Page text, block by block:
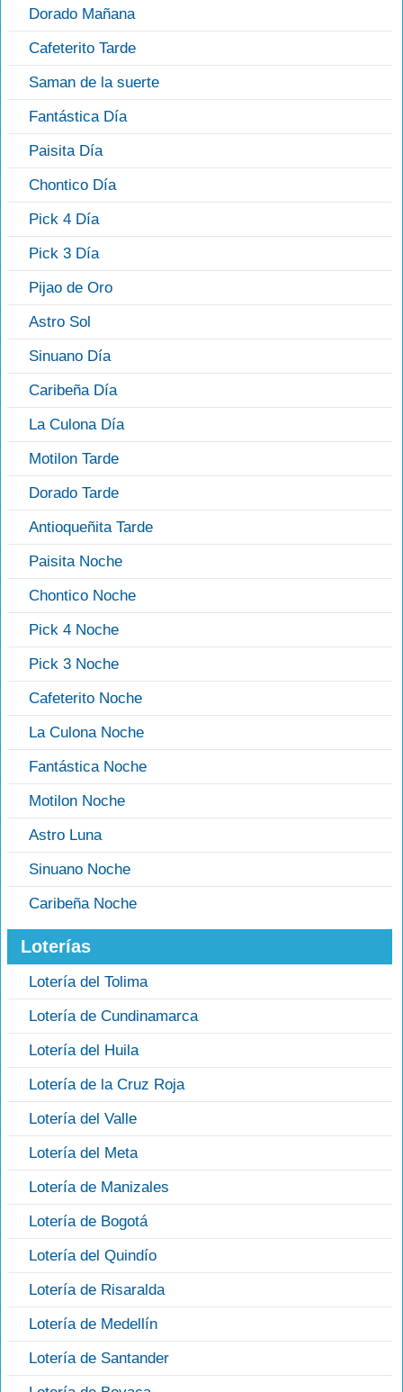
Dorado Mañana
Cafeterito Tarde
Saman de la suerte
Fantástica Día
Paisita Día
Chontico Día
Pick 4 Día
Pick 3 Día
Pijao de Oro
Astro Sol
Sinuano Día
Caribeña Día
La Culona Día
Motilon Tarde
Dorado Tarde
Antioqueñita Tarde
Paisita Noche
Chontico Noche
Pick 4 Noche
Pick 3 Noche
Cafeterito Noche
La Culona Noche
Fantástica Noche
Motilon Noche
Astro Luna
Sinuano Noche
Caribeña Noche
Loterías
Lotería del Tolima
Lotería de Cundinamarca
Lotería del Huila
Lotería de la Cruz Roja
Lotería del Valle
Lotería del Meta
Lotería de Manizales
Lotería de Bogotá
Lotería del Quindío
Lotería de Risaralda
Lotería de Medellín
Lotería de Santander